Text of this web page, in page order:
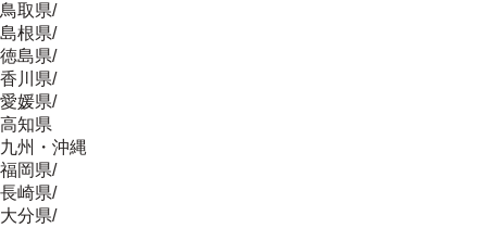
鳥取県/
島根県/
徳島県/
香川県/
愛媛県/
高知県
九州・沖縄
福岡県/
長崎県/
大分県/